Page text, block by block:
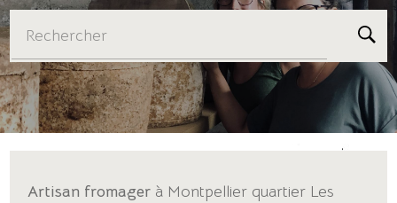
Rechercher
Artisan fromager à Montpellier quartier Les